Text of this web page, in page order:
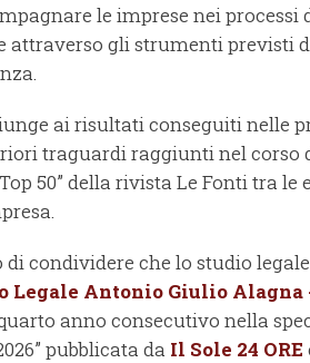
le imprese nei processi
gli strumenti previsti
ai risultati conseguiti nelle
traguardi raggiunti nel corso
50” della rivista Le Fonti tra le
condividere che lo studio
Legale Antonio Giulio Alagna
anno consecutivo nella
pubblicata da Il Sole 24 ORE